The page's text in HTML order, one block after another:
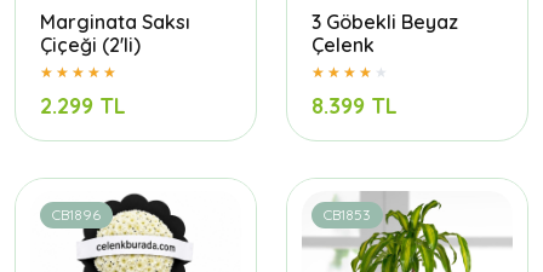
Marginata Saksı
Çiçeği (2'li)
2.299 TL
3 Göbekli Beyaz
Çelenk
8.399 TL
CB1896 CB1853